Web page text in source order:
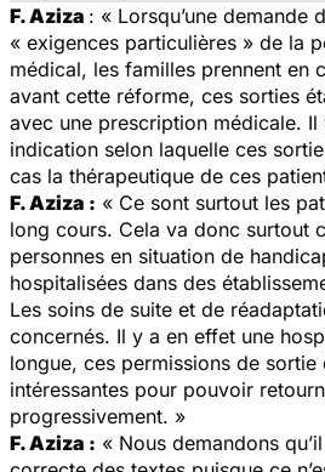
F. Aziza : « Lorsqu’une demande
« exigences particulières » de la
médical, les familles prennent en
avant cette réforme, ces sorties
avec une prescription médicale.
indication selon laquelle ces
cas la thérapeutique de ces
F. Aziza : « Ce sont surtout les
long cours. Cela va donc surtout
personnes en situation de
hospitalisées dans des
Les soins de suite et de
concernés. Il y a en effet une
longue, ces permissions de sortie
intéressantes pour pouvoir
progressivement. »
F. Aziza : « Nous demandons